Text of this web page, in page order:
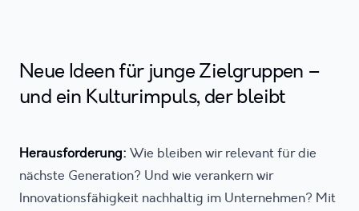
Neue Ideen für junge Zielgruppen –
und ein Kulturimpuls, der bleibt
Herausforderung: Wie bleiben wir relevant für die
nächste Generation? Und wie verankern wir
Innovationsfähigkeit nachhaltig im Unternehmen? Mit